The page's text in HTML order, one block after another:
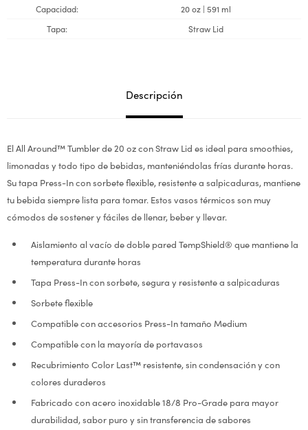
Capacidad
20 oz | 591 ml
Tapa
Straw Lid
Descripción
El All Around™ Tumbler de 20 oz con Straw Lid es ideal para smoothies,
limonadas y todo tipo de bebidas, manteniéndolas frías durante horas.
Su tapa Press-In con sorbete flexible, resistente a salpicaduras, mantiene
tu bebida siempre lista para tomar. Estos vasos térmicos son muy
cómodos de sostener y fáciles de llenar, beber y llevar.
Aislamiento al vacío de doble pared TempShield® que mantiene la
temperatura durante horas
Tapa Press-In con sorbete, segura y resistente a salpicaduras
Sorbete flexible
Compatible con accesorios Press-In tamaño Medium
Compatible con la mayoría de portavasos
Recubrimiento Color Last™ resistente, sin condensación y con
colores duraderos
Fabricado con acero inoxidable 18/8 Pro-Grade para mayor
durabilidad, sabor puro y sin transferencia de sabores